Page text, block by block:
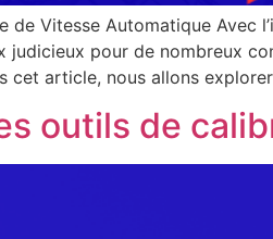
de Vitesse Automatique Avec
judicieux pour de nombreux
cet article, nous allons
outils de